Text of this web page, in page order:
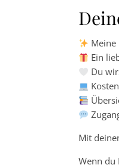
Ein
Du
Mit
Wenn du